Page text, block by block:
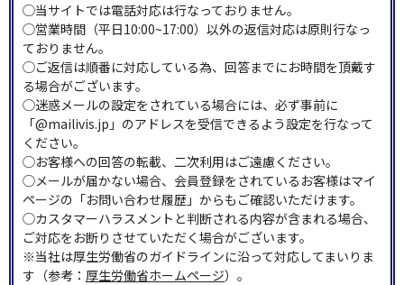
◯当サイトでは電話対応は行なっておりません。
◯営業時間（平日10:00~17:00）以外の返信対応は原則行なっ
ておりません。
◯ご返信は順番に対応している為、回答までにお時間を頂戴す
る場合がございます。
◯迷惑メールの設定をされている場合には、必ず事前に
「@mailivis.jp」のアドレスを受信できるよう設定を行なって
ください。
◯お客様への回答の転載、二次利用はご遠慮ください。
◯メールが届かない場合、会員登録をされているお客様はマイ
ページの「お問い合わせ履歴」からもご確認いただけます。
◯カスタマーハラスメントと判断される内容が含まれる場合、
ご対応をお断りさせていただく場合がございます。
※当社は厚生労働省のガイドラインに沿って対応してまいりま
す（参考： 厚生労働省ホームページ）。